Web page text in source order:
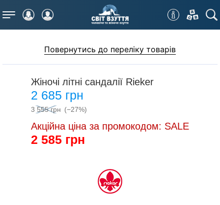
Меню
Повернутись до переліку товарів
Жіночі літні сандалії Rieker
2 685 грн
3 555 грн (−27%)
Акційна ціна за промокодом: SALE
2 585 грн